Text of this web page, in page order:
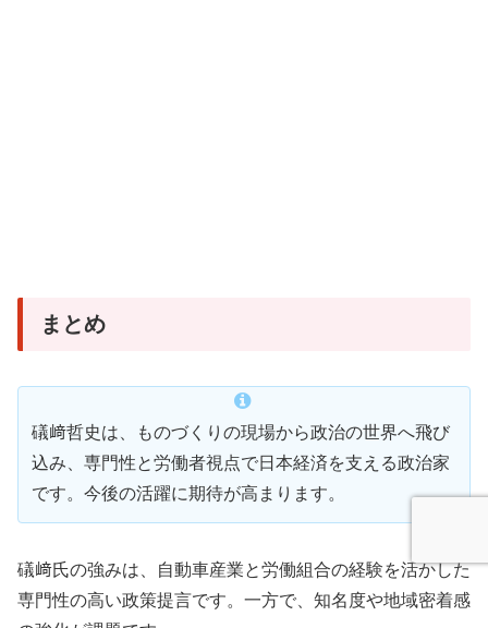
まとめ
礒﨑哲史は、ものづくりの現場から政治の世界へ飛び
込み、専門性と労働者視点で日本経済を支える政治家
です。今後の活躍に期待が高まります。
礒﨑氏の強みは、自動車産業と労働組合の経験を活かした
専門性の高い政策提言です。一方で、知名度や地域密着感